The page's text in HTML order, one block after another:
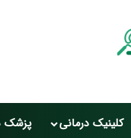
کلینیک درمانی پزشک